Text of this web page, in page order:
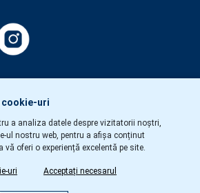
cookie-uri
a analiza datele despre vizitatorii noștri,
ul nostru web, pentru a afișa conținut
oferi o experiență excelentă pe site.
uri Acceptați necesarul